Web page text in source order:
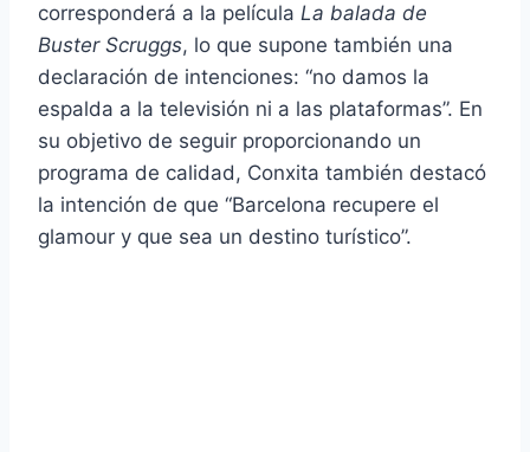
corresponderá a la película La balada de
Buster Scruggs, lo que supone también una
declaración de intenciones: “no damos la
espalda a la televisión ni a las plataformas”. En
su objetivo de seguir proporcionando un
programa de calidad, Conxita también destacó
la intención de que “Barcelona recupere el
glamour y que sea un destino turístico”.